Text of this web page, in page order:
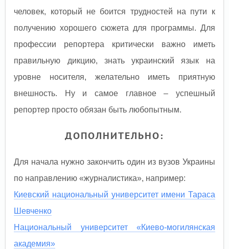
человек, который не боится трудностей на пути к
получению хорошего сюжета для программы. Для
профессии репортера критически важно иметь
правильную дикцию, знать украинский язык на
уровне носителя, желательно иметь приятную
внешность. Ну и самое главное – успешный
репортер просто обязан быть любопытным.
ДОПОЛНИТЕЛЬНО:
Для начала нужно закончить один из вузов Украины
по направлению «журналистика», например:
Киевский национальный университет имени Тараса
Шевченко
Национальный университет «Киево-могилянская
академия»